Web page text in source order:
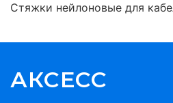
Стяжки нейлоновые для
АКСЕСС